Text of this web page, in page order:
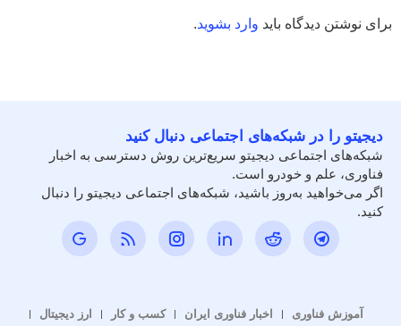
برای نوشتن دیدگاه باید وارد بشوید.
دیجیتو را در شبکه‌های اجتماعی دنبال کنید
شبکه‌های اجتماعی دیجیتو سریع‌ترین روش دسترسی به اخبار
فناوری، علم و خودرو است.
اگر می‌خواهید به‌روز باشید، شبکه‌های اجتماعی دیجیتو را دنبال
کنید.
آموزش فناوری اخبار فناوری ایران کسب و کار ارز دیجیتال